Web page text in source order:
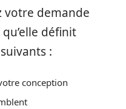
votre demande
définit
:
conception